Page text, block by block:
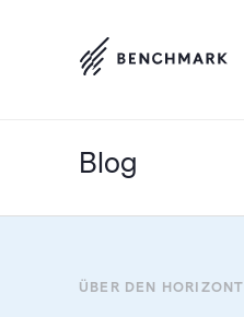
Blog
ÜBER DEN HORIZONT